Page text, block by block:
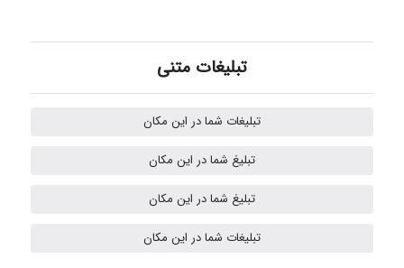
Nazaninkarkon
تبلیغات متنی
تبلیغات شما در این مکان
تبلیغ شما در این مکان
تبلیغ شما در این مکان
تبلیغات شما در این مکان